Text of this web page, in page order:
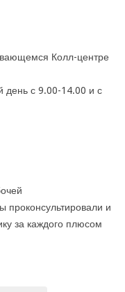
Колл-центре
день с 9.00-14.00 и с
проконсультировали и
за каждого плюсом